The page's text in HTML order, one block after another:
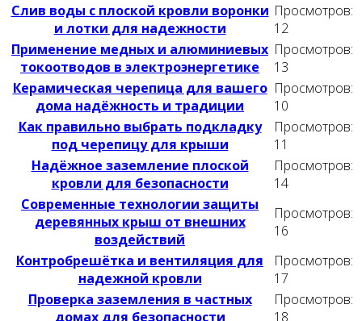
Слив воды с плоской кровли воронки
и лотки для надежности
Просмотров:
12
Применение медных и алюминиевых
токоотводов в электроэнергетике
Просмотров:
13
Керамическая черепица для вашего
дома надёжность и традиции
Просмотров:
10
Как правильно выбрать подкладку
под черепицу для крыши
Просмотров:
11
Надёжное заземление плоской
кровли для безопасности
Просмотров:
14
Современные технологии защиты
деревянных крыш от внешних
воздействий
Просмотров:
16
Контробрешётка и вентиляция для
надежной кровли
Просмотров:
17
Проверка заземления в частных
домах для безопасности
Просмотров:
18